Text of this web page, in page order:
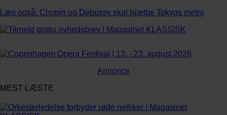
Læs også: Chopin og Debussy skal hjælpe Tokyos metro
Annonce
MEST LÆSTE